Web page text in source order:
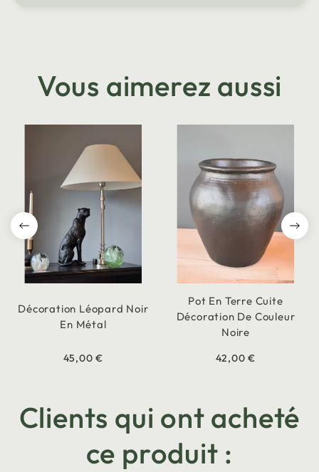
Vous aimerez aussi
Décoration Léopard Noir
En Métal
45,00 €
Pot En Terre Cuite
Décoration De Couleur
Noire
42,00 €
Clients qui ont acheté
ce produit :